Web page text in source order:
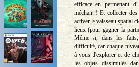
efficace en permettant
méchant ! Et collecter
activer le vaisseau spatial
lieux (pour gagner la
Même si, dans les
difficulté, car chaque
à vous d'explorer et de
les objets dissimulés